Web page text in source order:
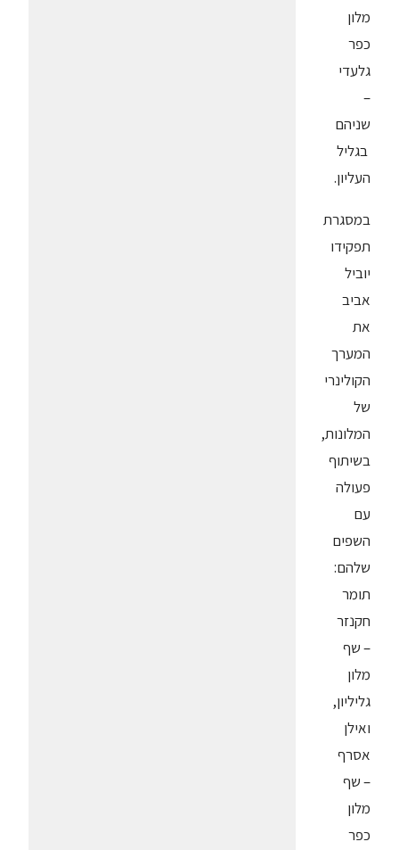
מלון
כפר
גלעדי
–
שניהם
בגליל
העליון.
במסגרת
תפקידו
יוביל
אביב
את
המערך
הקולינרי
של
המלונות,
בשיתוף
פעולה
עם
השפים
שלהם:
תומר
חקנזר
– שף
מלון
גליליון,
ואילן
אסרף
– שף
מלון
כפר